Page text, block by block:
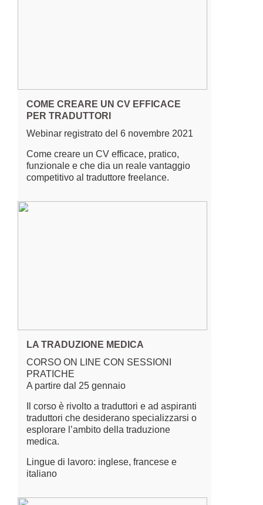
COME CREARE UN CV EFFICACE
PER TRADUTTORI
Webinar registrato del 6 novembre 2021
Come creare un CV efficace, pratico,
funzionale e che dia un reale vantaggio
competitivo al traduttore freelance.
LA TRADUZIONE MEDICA
CORSO ON LINE CON SESSIONI
PRATICHE
A partire dal 25 gennaio
Il corso è rivolto a traduttori e ad aspiranti
traduttori che desiderano specializzarsi o
esplorare l’ambito della traduzione
medica.
Lingue di lavoro: inglese, francese e
italiano